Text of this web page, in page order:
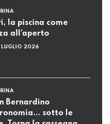
la piscina come
all’aperto
LUGLIO 2026
Bernardino
sotto le